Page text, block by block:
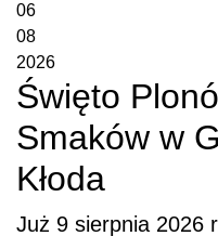
06
08
2026
Święto
Smaków w
Kłoda
Już 9 sierpnia 2026